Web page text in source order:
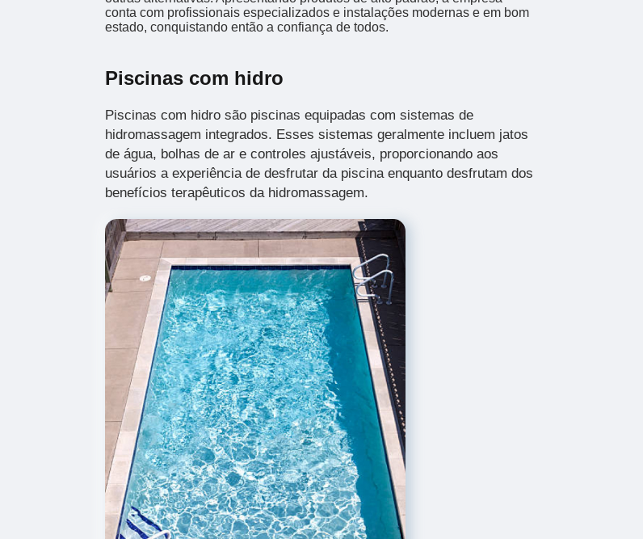
conta com profissionais especializados e instalações modernas e em bom
estado, conquistando então a confiança de todos.
Piscinas com hidro
Piscinas com hidro são piscinas equipadas com sistemas de
hidromassagem integrados. Esses sistemas geralmente incluem jatos
de água, bolhas de ar e controles ajustáveis, proporcionando aos
usuários a experiência de desfrutar da piscina enquanto desfrutam dos
benefícios terapêuticos da hidromassagem.